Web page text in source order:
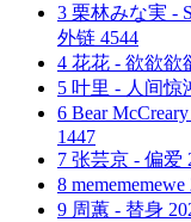
3 栗林みな実 -
外链 4544
4 花花 - 欲欲欲
5 叶里 - 人间惊
6 Bear
1447
7 张芸京 - 偏爱
8 memememewe
9 周蕙 - 替身